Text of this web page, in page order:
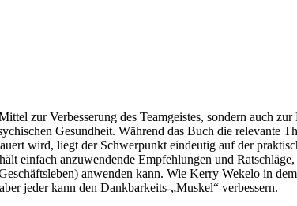
zur Verbesserung des Teamgeistes, sondern auch
Gesundheit. Während das Buch die relevante
wird, liegt der Schwerpunkt eindeutig auf der
einfach anzuwendende Empfehlungen und
anwenden kann. Wie Kerry Wekelo in
jeder kann den Dankbarkeits-„Muskel“ verbessern.